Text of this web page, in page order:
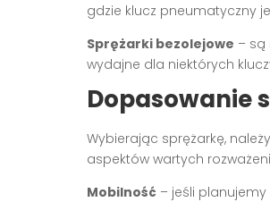
gdzie klucz pneumatyczny
Sprężarki bezolejowe – są
wydajne dla niektórych
Dopasowanie
Wybierając sprężarkę,
aspektów wartych
Mobilność – jeśli